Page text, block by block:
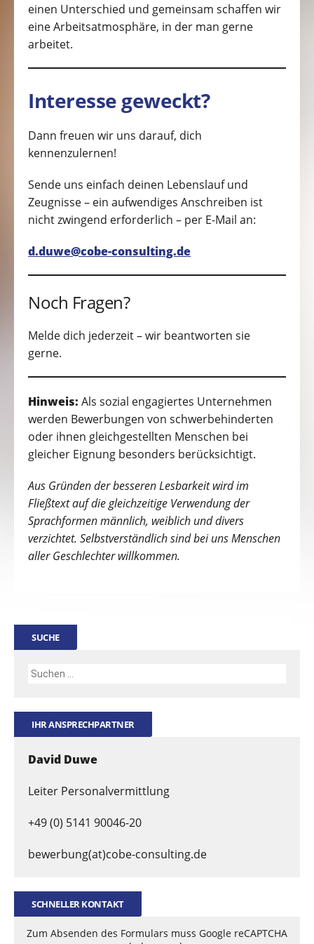
einen Unterschied und gemeinsam schaffen wir
eine Arbeitsatmosphäre, in der man gerne
arbeitet.
Interesse geweckt?
Dann freuen wir uns darauf, dich
kennenzulernen!
Sende uns einfach deinen Lebenslauf und
Zeugnisse – ein aufwendiges Anschreiben ist
nicht zwingend erforderlich – per E-Mail an:
d.duwe@cobe-consulting.de
Noch Fragen?
Melde dich jederzeit – wir beantworten sie
gerne.
Hinweis: Als sozial engagiertes Unternehmen
werden Bewerbungen von schwerbehinderten
oder ihnen gleichgestellten Menschen bei
gleicher Eignung besonders berücksichtigt.
Aus Gründen der besseren Lesbarkeit wird im
Fließtext auf die gleichzeitige Verwendung der
Sprachformen männlich, weiblich und divers
verzichtet. Selbstverständlich sind bei uns Menschen
aller Geschlechter willkommen.
SUCHE
IHR ANSPRECHPARTNER
David Duwe
Leiter Personalvermittlung
+49 (0) 5141 90046-20
bewerbung(at)cobe-consulting.de
SCHNELLER KONTAKT
Zum Absenden des Formulars muss Google reCAPTCHA